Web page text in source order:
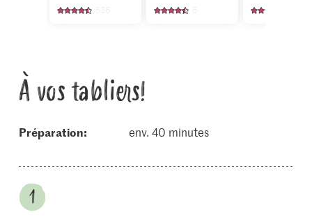
À vos tabliers!
Préparation: env. 40 minutes